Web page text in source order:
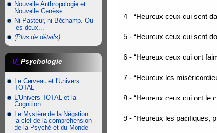
Nouvelle Anthropologie et
Nouvelle Genèse
Ni Pasteur, ni Béchamp. Ou
les deux...
(Plus de détails)
U_ Psychologie
Le Cerveau et l'Univers
TOTAL
L'Univers TOTAL et la
Cognition
Le Mystère de la Négation:
la clef de la compréhension
de la Psyché et du Monde
4 - “Heureux ceux qui sont
5 - “Heureux ceux qui sont
6 - “Heureux ceux qui ont
7 - “Heureux les
8 - “Heureux ceux qui ont le
9 - “Heureux les pacifiques,